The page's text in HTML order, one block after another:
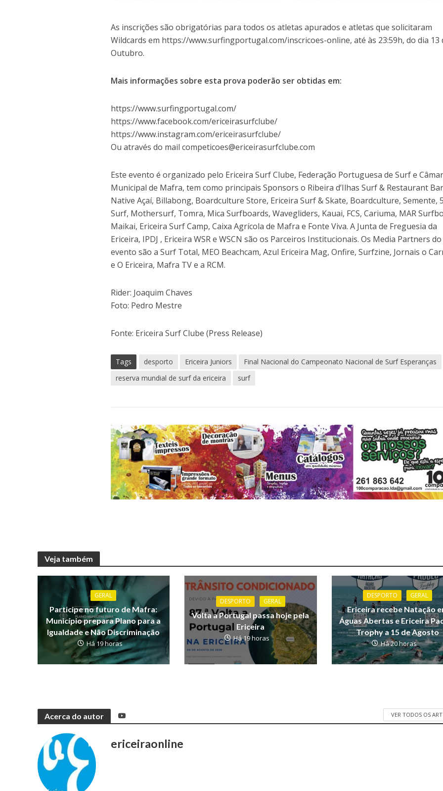
As inscrições são obrigatórias para todos os atletas apurados e atletas que solicitaram
Wildcards em https://www.surfingportugal.com/inscricoes-online, até às 23:59h, do dia 13
Outubro.
Mais informações sobre esta prova poderão ser obtidas em:
https://www.surfingportugal.com/
https://www.facebook.com/ericeirasurfclube/
https://www.instagram.com/ericeirasurfclube/
Ou através do mail competicoes@ericeirasurfclube.com
Este evento é organizado pelo Ericeira Surf Clube, Federação Portuguesa de Surf e
Municipal de Mafra, tem como principais Sponsors o Ribeira d’Ilhas Surf & Restaurant
Native Açaí, Billabong, Boardculture Store, Ericeira Surf & Skate, Boardculture, Semente,
Surf, Mothersurf, Tomra, Mica Surfboards, Wavegliders, Kauai, FCS, Cariuma, MAR
Maikai, Ericeira Surf Camp, Caixa Agrícola de Mafra e Fonte Viva. A Junta de Freguesia da
Ericeira, IPDJ , Ericeira WSR e WSCN são os Parceiros Institucionais. Os Media Partners do
evento são a Surf Total, MEO Beachcam, Azul Ericeira Mag, Onfire, Surfzine, Jornais o
e O Ericeira, Mafra TV e a RCM.
Rider: Joaquim Chaves
Foto: Pedro Mestre
Fonte: Ericeira Surf Clube (Press Release)
Tags desporto Ericeira Juniors
Final Nacional do Campeonato Nacional de Surf Esperanças
reserva mundial de surf da ericeira
surf
Veja também
GERAL
Participe no futuro de Mafra:
Município prepara Plano para a
Igualdade e Não Discriminação
Há 19 horas
DESPORTO GERAL
Volta a Portugal passa hoje pela
Ericeira
Há 19 horas
DESPORTO GERAL
Ericeira recebe Natação
Águas Abertas e Ericeira
Trophy a 15 de Agosto
Há 20 horas
Acerca do autor VER TODOS OS
ericeiraonline